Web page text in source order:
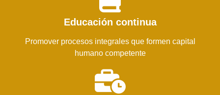
Educación continua
Promover procesos integrales que formen capital
humano competente